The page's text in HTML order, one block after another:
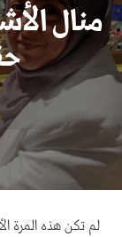
منال
لم تكن هذه المرة